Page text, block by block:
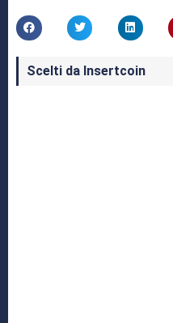
Scelti da Insertcoin